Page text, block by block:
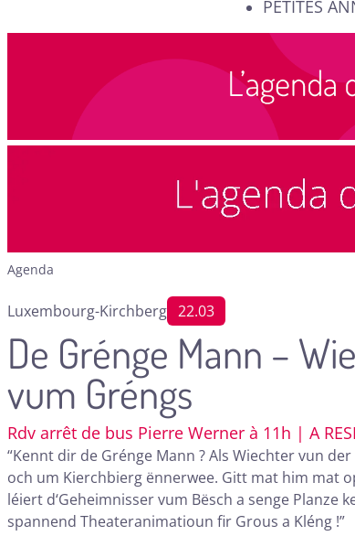
PETITES
Agenda
Luxembourg-Kirchberg 22.03
De Grénge Mann –
vum Gréngs
Rdv arrêt de bus Pierre Werner à 11h | A
“Kennt dir de Grénge Mann ? Als Wiechter vun
och um Kierchbierg ënnerwee. Gitt mat him mat
léiert d‘Geheimnisser vum Bësch a senge Planze
spannend Theateranimatioun fir Grous a Kléng !”